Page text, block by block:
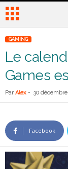
GAMING
Le
Games
Par Alex - 30 décembre
Facebook